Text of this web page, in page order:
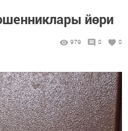
йөри
979 0 0